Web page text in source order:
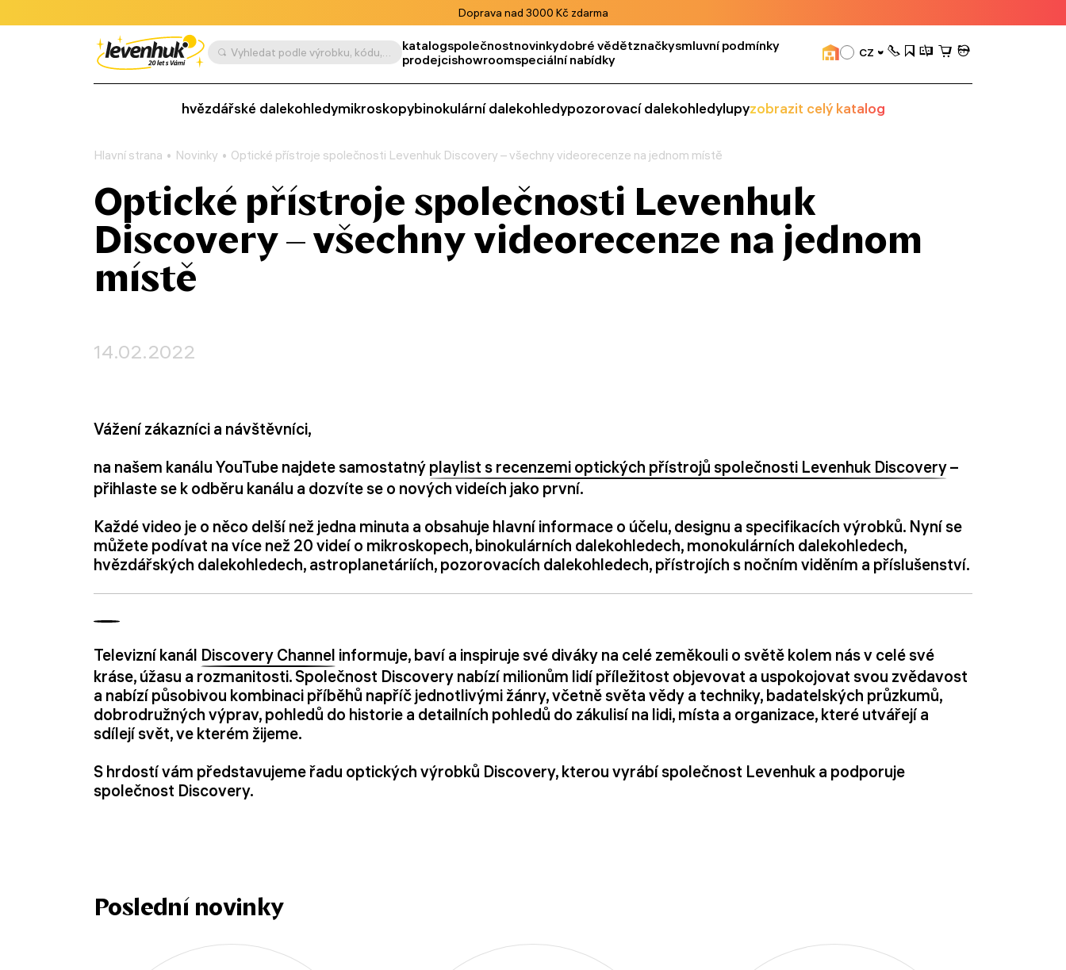
Doprava nad 3000 Kč zdarma
Vyhledat podle výrobku, kódu, kategorie apod. katalogspolečnostnovinkydobré vědětznačkysmluvní podmínky
prodejcishowroomspeciální nabídky CZ
hvězdářské dalekohledymikroskopybinokulární dalekohledypozorovací dalekohledylupyzobrazit celý katalog
Hlavní strana Novinky Optické přístroje společnosti Levenhuk Discovery – všechny videorecenze na jednom místě
Optické přístroje společnosti Levenhuk
Discovery – všechny videorecenze na jednom
místě
14.02.2022
Vážení zákazníci a návštěvníci,
na našem kanálu YouTube najdete samostatný playlist s recenzemi optických přístrojů společnosti Levenhuk Discovery–
přihlaste se k odběru kanálu a dozvíte se o nových videích jako první.
Každé video je o něco delší než jedna minuta a obsahuje hlavní informace o účelu, designu a specifikacích výrobků. Nyní se
můžete podívat na více než 20 videí o mikroskopech, binokulárních dalekohledech, monokulárních dalekohledech,
hvězdářských dalekohledech, astroplanetáriích, pozorovacích dalekohledech, přístrojích s nočním viděním a příslušenství.
Televizní kanál Discovery Channel informuje, baví a inspiruje své diváky na celé zeměkouli o světě kolem nás v celé své
kráse, úžasu a rozmanitosti. Společnost Discovery nabízí milionům lidí příležitost objevovat a uspokojovat svou zvědavost
a nabízí působivou kombinaci příběhů napříč jednotlivými žánry, včetně světa vědy a techniky, badatelských průzkumů,
dobrodružných výprav, pohledů do historie a detailních pohledů do zákulisí na lidi, místa a organizace, které utvářejí a
sdílejí svět, ve kterém žijeme.
S hrdostí vám představujeme řadu optických výrobků Discovery, kterou vyrábí společnost Levenhuk a podporuje
společnost Discovery.
Poslední novinky